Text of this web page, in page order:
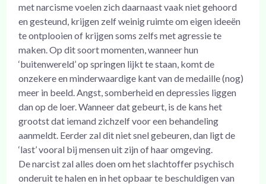
met narcisme voelen zich daarnaast vaak niet gehoord
en gesteund, krijgen zelf weinig ruimte om eigen ideeën
te ontplooien of krijgen soms zelfs met agressie te
maken. Op dit soort momenten, wanneer hun
‘buitenwereld’ op springen lijkt te staan, komt de
onzekere en minderwaardige kant van de medaille (nog)
meer in beeld. Angst, somberheid en depressies liggen
dan op de loer. Wanneer dat gebeurt, is de kans het
grootst dat iemand zichzelf voor een behandeling
aanmeldt. Eerder zal dit niet snel gebeuren, dan ligt de
‘last’ vooral bij mensen uit zijn of haar omgeving.
De narcist zal alles doen om het slachtoffer psychisch
onderuit te halen en in het opbaar te beschuldigen van